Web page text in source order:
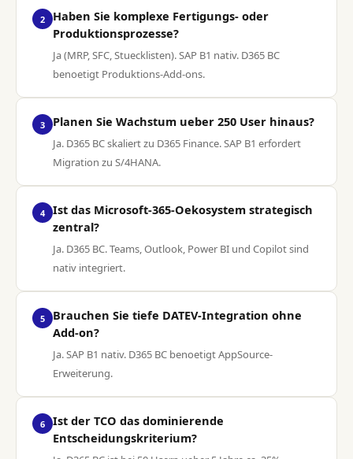
2
Haben Sie komplexe Fertigungs- oder
Produktionsprozesse?
Ja (MRP, SFC, Stuecklisten). SAP B1 nativ. D365 BC
benoetigt Produktions-Add-ons.
3 Planen Sie Wachstum ueber 250 User hinaus?
Ja. D365 BC skaliert zu D365 Finance. SAP B1 erfordert
Migration zu S/4HANA.
4
Ist das Microsoft-365-Oekosystem strategisch
zentral?
Ja. D365 BC. Teams, Outlook, Power BI und Copilot sind
nativ integriert.
5
Brauchen Sie tiefe DATEV-Integration ohne
Add-on?
Ja. SAP B1 nativ. D365 BC benoetigt AppSource-
Erweiterung.
6
Ist der TCO das dominierende
Entscheidungskriterium?